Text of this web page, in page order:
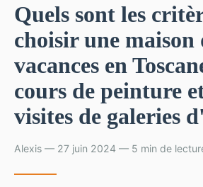
Quels sont les
choisir une maison
vacances en
cours de peinture
visites de galeries
Alexis — 27 juin 2024 — 5 min de